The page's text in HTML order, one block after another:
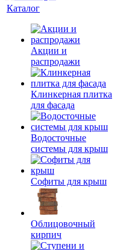
Каталог
Акции и
распродажи
Клинкерная плитка
для фасада
Водосточные
системы для крыш
Софиты для крыш
Облицовочный
кирпич